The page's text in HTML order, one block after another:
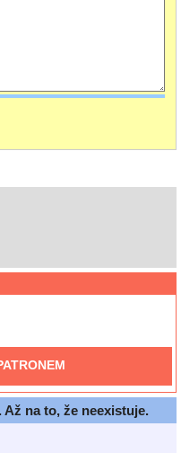
na to, že neexistuje.